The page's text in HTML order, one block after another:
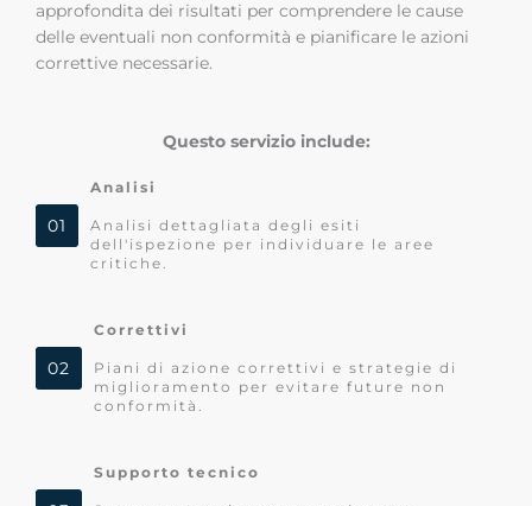
approfondita dei risultati per comprendere le cause
delle eventuali non conformità e pianificare le azioni
correttive necessarie.
Questo servizio include:
01
Analisi
Analisi dettagliata degli esiti
dell'ispezione per individuare le aree
critiche.
02
Correttivi
Piani di azione correttivi e strategie di
miglioramento per evitare future non
conformità.
Supporto tecnico